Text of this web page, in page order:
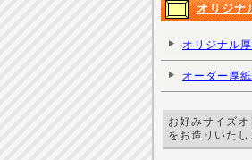
オリジナ
オリジナル
オーダー厚
お好みサイズ
をお造りいたし